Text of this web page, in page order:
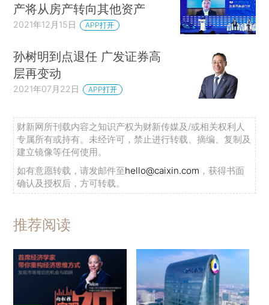
产将从房产转向其他资产
2021年12月15日 APP打开
孙树明到点退任 广发证券高
层再变动
2021年07月22日 APP打开
财新网所刊载内容之知识产权为财新传媒及/或相关权利人
专属所有或持有。未经许可，禁止进行转载、摘编、复制及
建立镜像等任何使用。
如有意愿转载，请发邮件至hello@caixin.com ，获得书面
确认及授权后，方可转载。
推荐阅读